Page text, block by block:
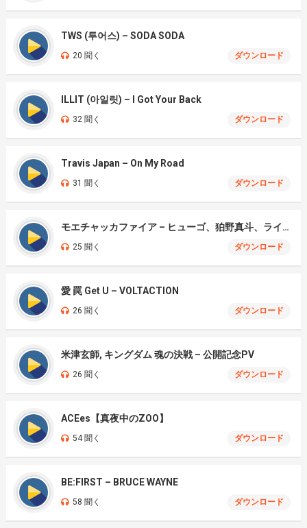
TWS (투어스) – SODA SODA
20 聞く ダウンロード
ILLIT (아일릿) – I Got Your Back
32 聞く ダウンロード
Travis Japan – On My Road
31 聞く ダウンロード
モエチャッカファイア – ヒューゴ、狛野真斗、ライト、セヴェリアン (Cover )
25 聞く ダウンロード
愛 罠 Get U – VOLTACTION
26 聞く ダウンロード
米津玄師, キングダム 魂の決戦 – 公開記念PV
26 聞く ダウンロード
ACEes【真夜中のZOO】
54 聞く ダウンロード
BE:FIRST – BRUCE WAYNE
58 聞く ダウンロード